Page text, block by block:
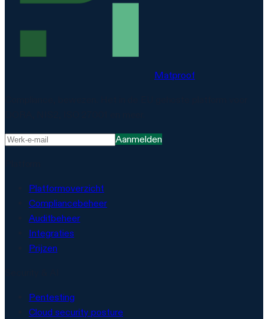
Matproof
Aanmelden
Platformoverzicht
Compliancebeheer
Auditbeheer
Integraties
Prijzen
Pentesting
Cloud security posture